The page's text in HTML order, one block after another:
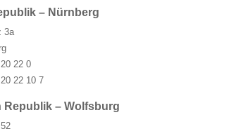
– Nürnberg
3a
22 0
22 10 7
Republik – Wolfsburg